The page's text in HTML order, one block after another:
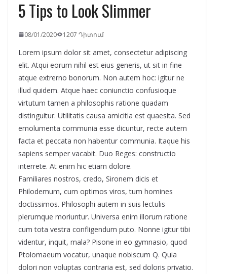
5 Tips to Look Slimmer
08/01/2020 1207 Դիտում
Lorem ipsum dolor sit amet, consectetur adipiscing
elit. Atqui eorum nihil est eius generis, ut sit in fine
atque extrerno bonorum. Non autem hoc: igitur ne
illud quidem. Atque haec coniunctio confusioque
virtutum tamen a philosophis ratione quadam
distinguitur. Utilitatis causa amicitia est quaesita. Sed
emolumenta communia esse dicuntur, recte autem
facta et peccata non habentur communia. Itaque his
sapiens semper vacabit. Duo Reges: constructio
interrete. At enim hic etiam dolore.
Familiares nostros, credo, Sironem dicis et
Philodemum, cum optimos viros, tum homines
doctissimos. Philosophi autem in suis lectulis
plerumque moriuntur. Universa enim illorum ratione
cum tota vestra confligendum puto. Nonne igitur tibi
videntur, inquit, mala? Pisone in eo gymnasio, quod
Ptolomaeum vocatur, unaque nobiscum Q. Quia
dolori non voluptas contraria est, sed doloris privatio.